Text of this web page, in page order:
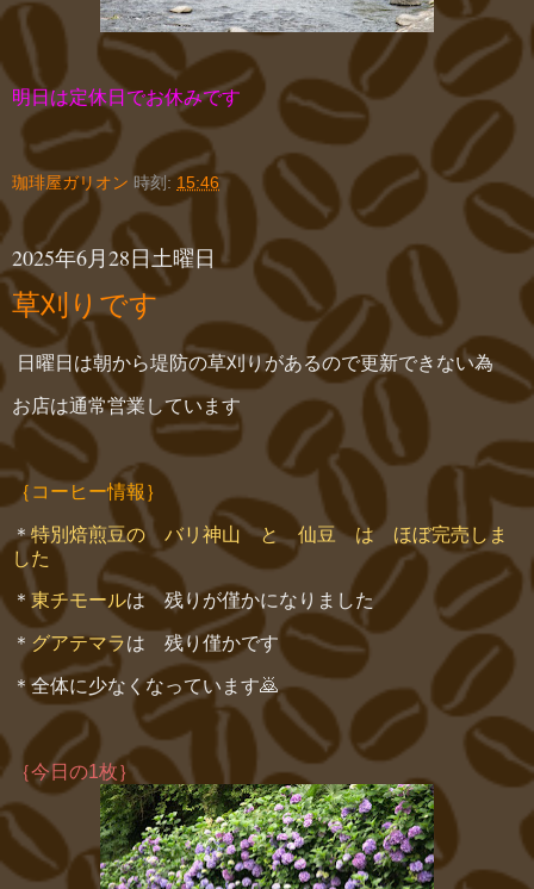
明日は定休日でお休みです
珈琲屋ガリオン 時刻: 15:46
2025年6月28日土曜日
草刈りです
日曜日は朝から堤防の草刈りがあるので更新できない為
お店は通常営業しています
｛コーヒー情報｝
＊特別焙煎豆の バリ神山 と 仙豆 は ほぼ完売しま
した
＊東チモールは 残りが僅かになりました
＊ グアテマラは 残り僅かです
＊全体に少なくなっています🙇
｛今日の1枚｝